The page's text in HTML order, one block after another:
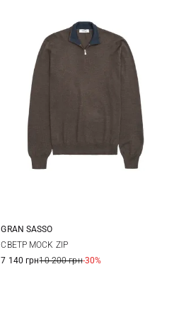
48 50
GRAN SASSO
СВЕТР MOCK ZIP
7 140 грн10 200 грн-30%